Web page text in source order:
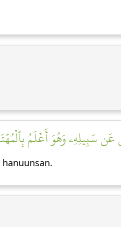
سَبِيلِهِۦ وَهُوَ أَعۡلَمُ